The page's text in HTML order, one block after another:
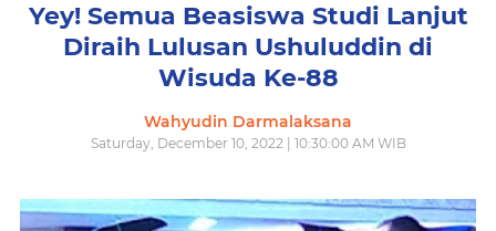
Yey! Semua Beasiswa Studi Lanjut
Diraih Lulusan Ushuluddin di
Wisuda Ke-88
Wahyudin Darmalaksana
Saturday, December 10, 2022 | 10:30:00 AM WIB